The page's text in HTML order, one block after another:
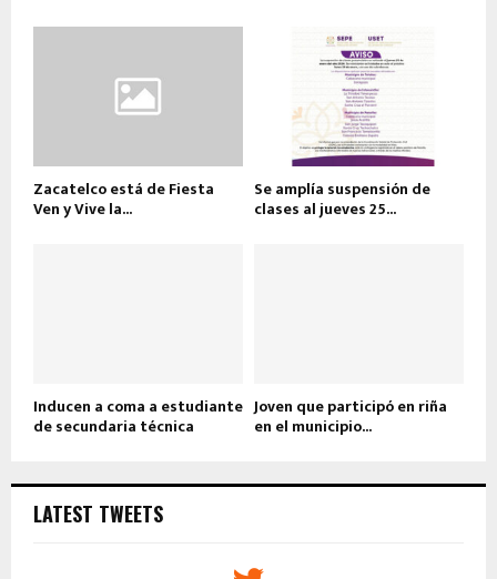
Zacatelco está de Fiesta
Ven y Vive la...
Se amplía suspensión de
clases al jueves 25...
Inducen a coma a estudiante
de secundaria técnica
Joven que participó en riña
en el municipio...
LATEST TWEETS